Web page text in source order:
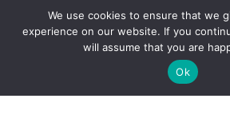
We use cookies to ensure that we
experience on our website. If you
will assume that you are
Ok